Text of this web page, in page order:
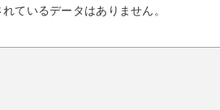
ているデータはありません。